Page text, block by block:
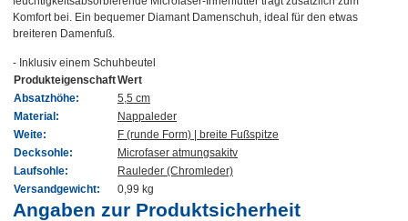
Komfort bei. Ein bequemer Diamant Damenschuh, ideal für den etwas
breiteren Damenfuß.
- Inklusiv einem Schuhbeutel
ProdukteigenschaftWert
Absatzhöhe:
5,5 cm
Material:
Nappaleder
Weite:
F (runde Form) | breite Fußspitze
Decksohle:
Microfaser atmungsakitv
Laufsohle:
Rauleder (Chromleder)
Versandgewicht:
0,99 kg
Angaben zur Produktsicherheit